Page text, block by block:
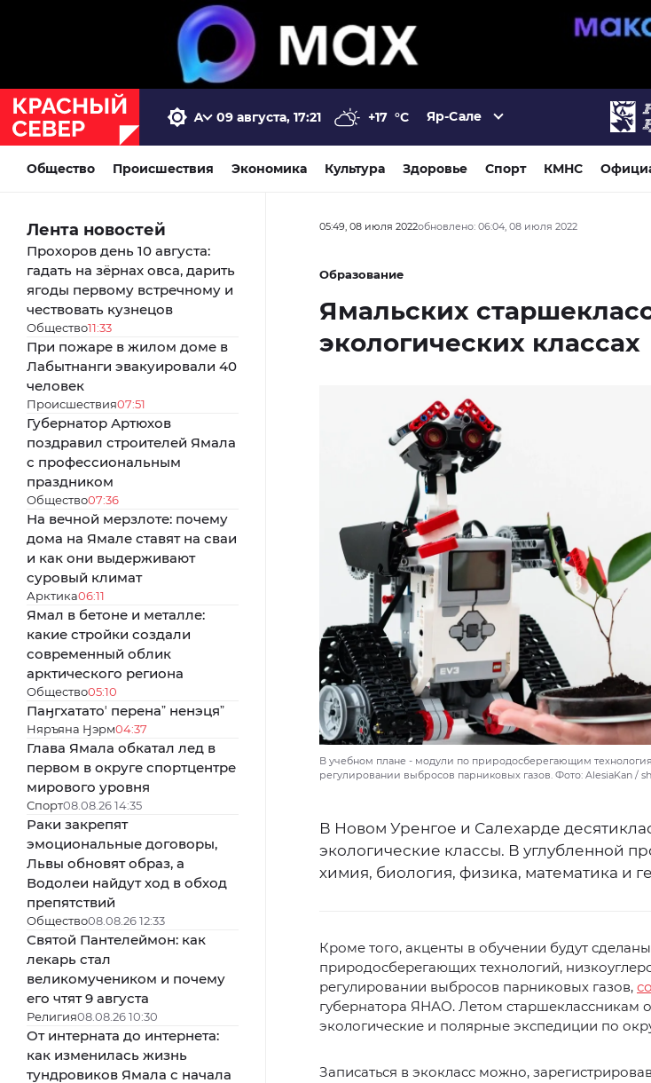
09 августа, 17:21 +17 °C Яр-Сале
Общество Происшествия Экономика Культура Здоровье Спорт КМНС
Лента новостей
Прохоров день 10 августа:
гадать на зёрнах овса, дарить
ягоды первому встречному и
чествовать кузнецов
Общество11:33
При пожаре в жилом доме в
Лабытнанги эвакуировали 40
человек
Происшествия07:51
Губернатор Артюхов
поздравил строителей Ямала
с профессиональным
праздником
Общество07:36
На вечной мерзлоте: почему
дома на Ямале ставят на сваи
и как они выдерживают
суровый климат
Арктика06:11
Ямал в бетоне и металле:
какие стройки создали
современный облик
арктического региона
Общество05:10
Паӈгхататоʼ перенаˮ ненэцяˮ
Няръяна Ӈэрм04:37
Глава Ямала обкатал лед в
первом в округе спортцентре
мирового уровня
Спорт08.08.26 14:35
Раки закрепят
эмоциональные договоры,
Львы обновят образ, а
Водолеи найдут ход в обход
препятствий
Общество08.08.26 12:33
Святой Пантелеймон: как
лекарь стал
великомучеником и почему
его чтят 9 августа
Религия08.08.26 10:30
От интерната до интернета:
как изменилась жизнь
тундровиков Ямала с начала
05:49, 08 июля 2022обновлено: 06:04, 08 июля 2022
Образование
Ямальских
экологических классах
В учебном плане - модули по природосберегающим
регулировании выбросов парниковых газов. Фото: AlesiaKan /
В Новом Уренгое и Салехарде
экологические классы. В углубленной
химия, биология, физика, математика и
Кроме того, акценты в обучении будут
природосберегающих технологий,
регулировании выбросов парниковых газов,
губернатора ЯНАО. Летом старшеклассникам
экологические и полярные экспедиции по
Записаться в экокласс можно,